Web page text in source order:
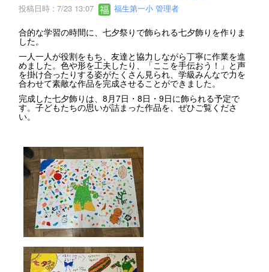
投稿日時 : 7/23 13:07 福生第一小 管理者
合的な学習の時間に、七夕祭りで飾られる七夕飾りを作りま
した。
一人一人が役割をもち、友達と協力しながら丁寧に作業を進
めました。色や形を工夫したり、「ここを手伝おう！」と声
を掛け合ったりする姿がたくさん見られ、学級みんなで力を
合わせて素敵な作品を完成させることができました。
完成した七夕飾りは、8月7日・8日・9日に飾られる予定で
す。子どもたちの思いが詰まった作品を、ぜひご覧くださ
い。